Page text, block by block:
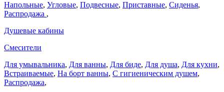
Напольные, Угловые, Подвесные, Приставные, Сиденья,
Распродажа ,
Душевые кабины
Смесители
Для умывальника, Для ванны, Для биде, Для душа, Для кухни,
Встраиваемые, На борт ванны, C гигиеническим душем,
Распродажа,